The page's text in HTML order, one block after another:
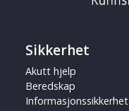
Sikkerhet
Akutt hjelp
Beredskap
Informasjonssikkerhet